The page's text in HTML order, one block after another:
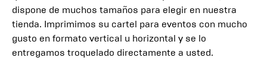
dispone de muchos tamaños para elegir en nuestra
tienda. Imprimimos su cartel para eventos con mucho
gusto en formato vertical u horizontal y se lo
entregamos troquelado directamente a usted.